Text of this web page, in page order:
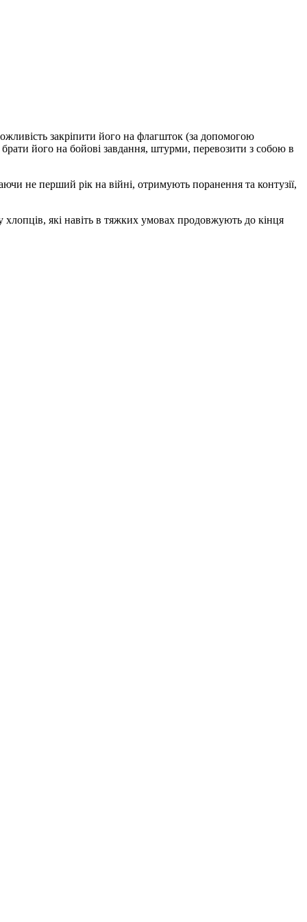
закріпити його на флагшток (за допомогою
його на бойові завдання, штурми, перевозити з собою в
не перший рік на війні, отримують поранення та контузії,
які навіть в тяжких умовах продовжують до кінця